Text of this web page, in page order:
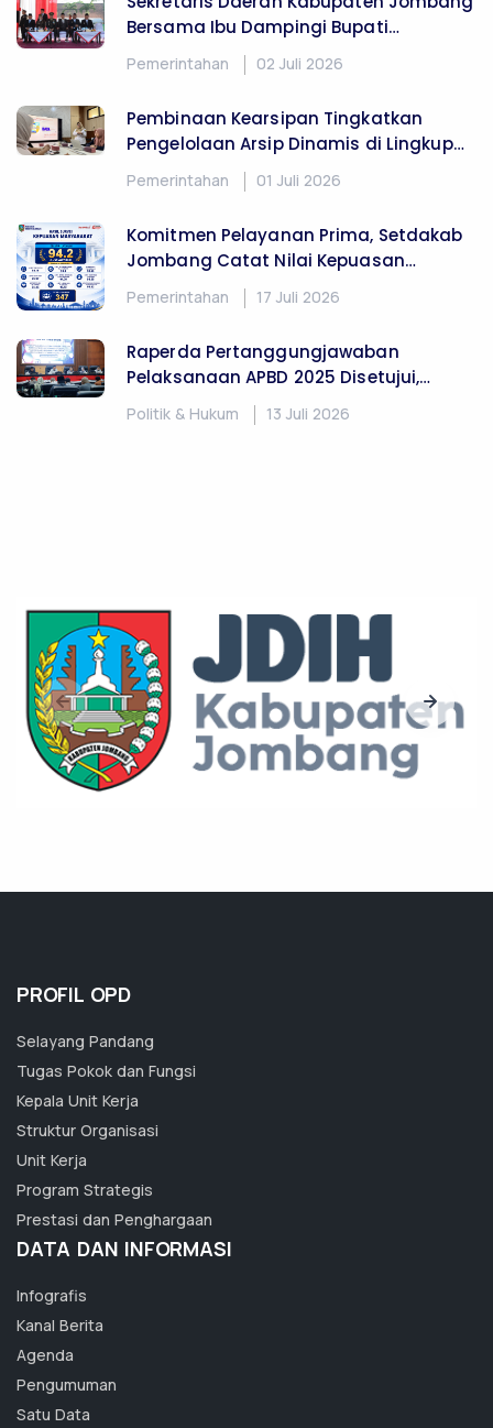
Bersama Ibu Dampingi Bupati
Jombang Hadiri Upacara Hari
Bhayangkara ke-80 Tahun 2026
Pemerintahan 02 Juli 2026
Pembinaan Kearsipan Tingkatkan
Pengelolaan Arsip Dinamis di Lingkup
Sekretariat Daerah Kabupaten
Pemerintahan 01 Juli 2026
Komitmen Pelayanan Prima, Setdakab
Jombang Catat Nilai Kepuasan
Masyarakat 94,2
Pemerintahan 17 Juli 2026
Raperda Pertanggungjawaban
Pelaksanaan APBD 2025 Disetujui,
Pemkab Jombang Perkuat Komitmen
Tata Kelola Keuangan yang Akuntabel
Politik & Hukum 13 Juli 2026
PROFIL OPD
Selayang Pandang
Tugas Pokok dan Fungsi
Kepala Unit Kerja
Struktur Organisasi
Unit Kerja
Program Strategis
Prestasi dan Penghargaan
DATA DAN INFORMASI
Infografis
Kanal Berita
Agenda
Pengumuman
Satu Data